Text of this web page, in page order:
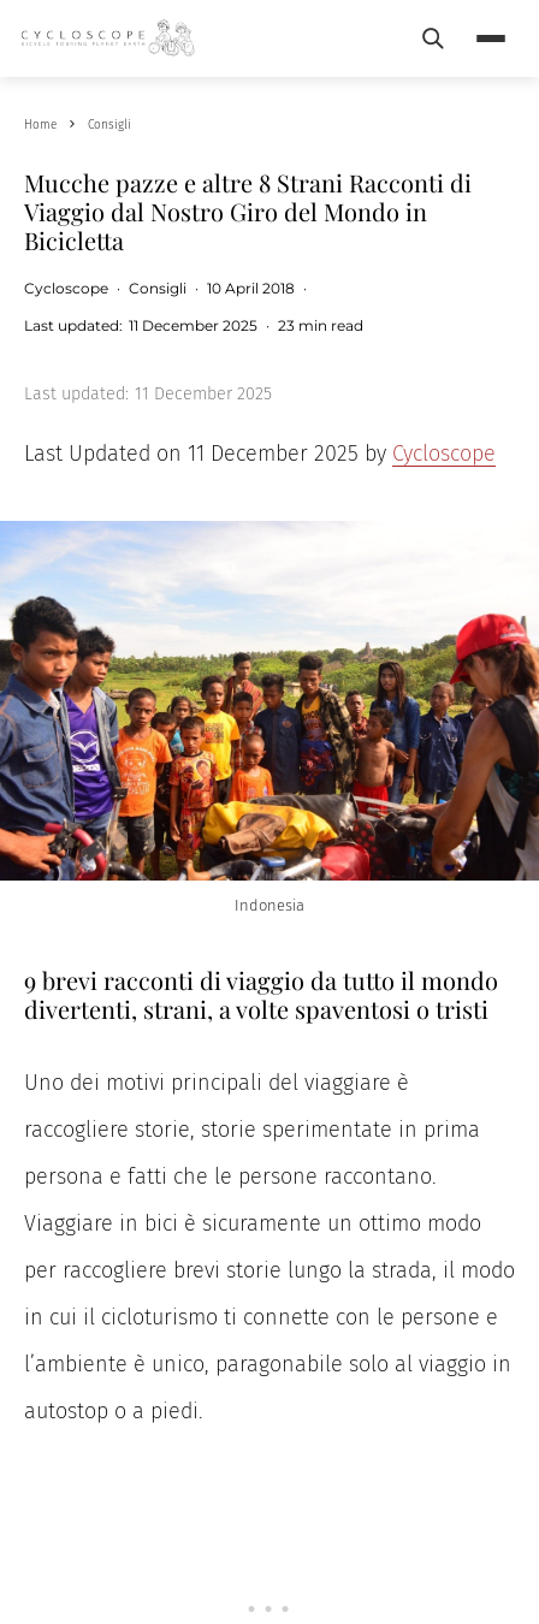
Search
Home Consigli
Mucche pazze e altre 8 Strani Racconti di
Viaggio dal Nostro Giro del Mondo in
Bicicletta
Cycloscope · Consigli · 10 April 2018 ·
Last updated: 11 December 2025 · 23 min read
Last updated: 11 December 2025
Last Updated on 11 December 2025 by Cycloscope
Indonesia
9 brevi racconti di viaggio da tutto il mondo
divertenti, strani, a volte spaventosi o tristi
Uno dei motivi principali del viaggiare è
raccogliere storie, storie sperimentate in prima
persona e fatti che le persone raccontano.
Viaggiare in bici è sicuramente un ottimo modo
per raccogliere brevi storie lungo la strada, il modo
in cui il cicloturismo ti connette con le persone e
l’ambiente è unico, paragonabile solo al viaggio in
autostop o a piedi.